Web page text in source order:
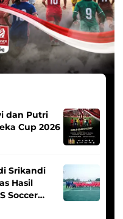
dan Putri
Cup 2026
Srikandi
Hasil
Soccer